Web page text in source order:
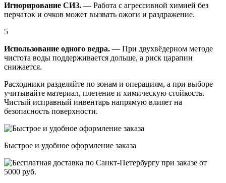
Игнорирование СИЗ. — Работа с агрессивной химией без
перчаток и очков может вызвать ожоги и раздражение.
5
Использование одного ведра. — При двухвёдерном методе
чистота воды поддерживается дольше, а риск царапин
снижается.
Расходники разделяйте по зонам и операциям, а при выборе
учитывайте материал, плетение и химическую стойкость.
Чистый исправный инвентарь напрямую влияет на
безопасность поверхности.
Быстрое и удобное оформление заказа